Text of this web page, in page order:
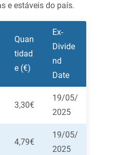
e estáveis do país.
Quan
tidad
e (€)
Ex-
Divide
nd
Date
3,30€
19/05/
2025
4,79€
19/05/
2025